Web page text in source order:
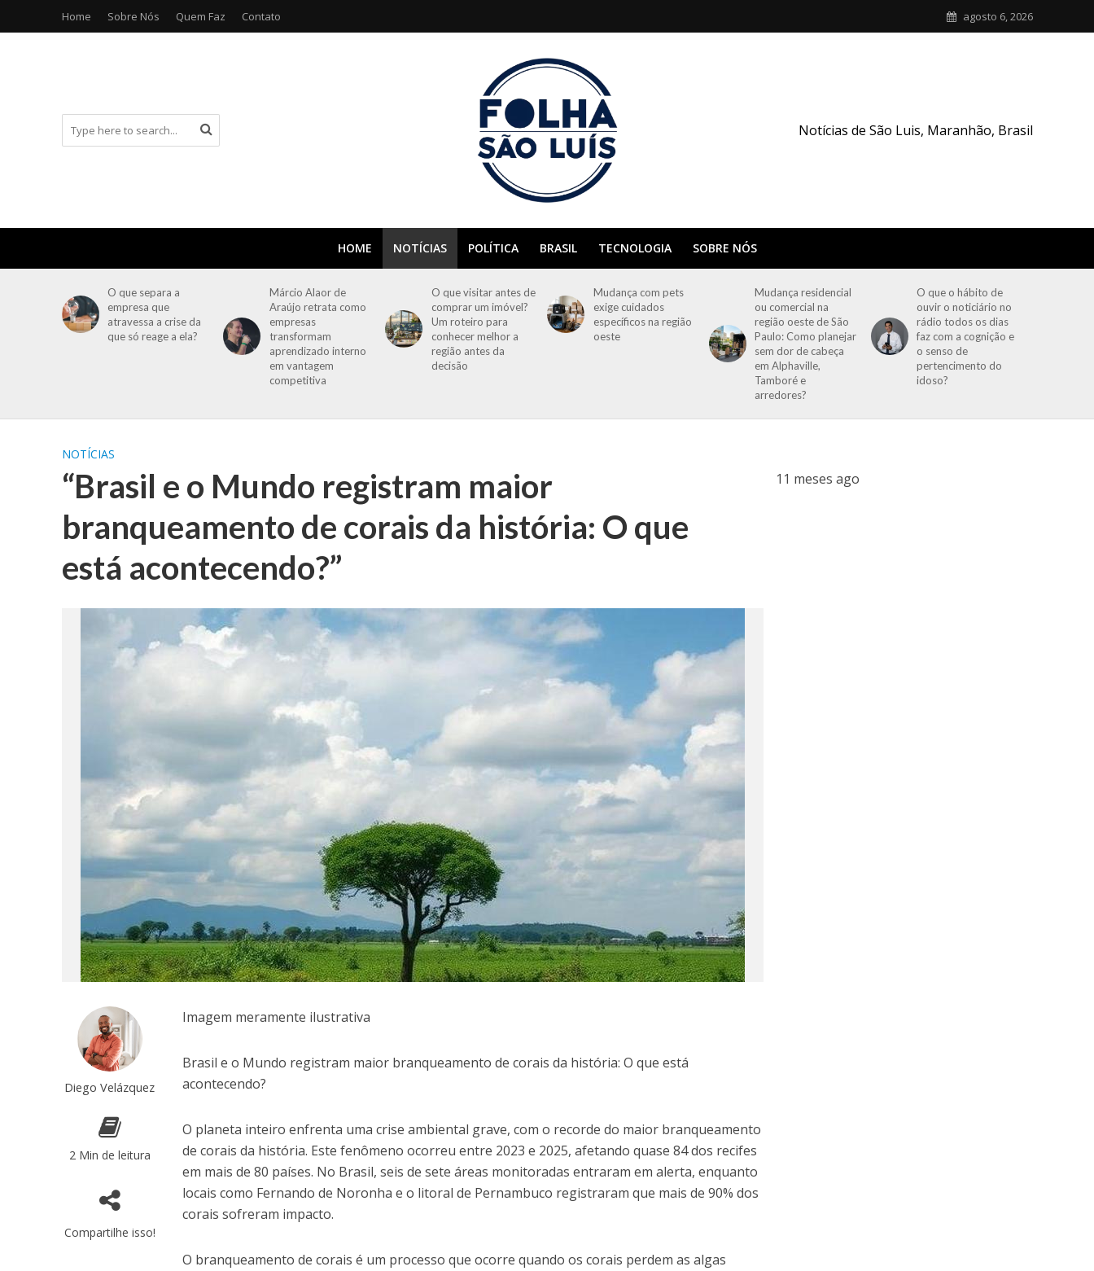
Home Sobre Nós Quem Faz Contato agosto 6, 2026
Notícias de São Luis, Maranhão, Brasil
HOME NOTÍCIAS POLÍTICA BRASIL TECNOLOGIA SOBRE NÓS
O que separa a
empresa que
atravessa a crise da
que só reage a ela?
Márcio Alaor de
Araújo retrata como
empresas
transformam
aprendizado interno
em vantagem
competitiva
O que visitar antes de
comprar um imóvel?
Um roteiro para
conhecer melhor a
região antes da
decisão
Mudança com pets
exige cuidados
específicos na região
oeste
Mudança residencial
ou comercial na
região oeste de São
Paulo: Como planejar
sem dor de cabeça
em Alphaville,
Tamboré e
arredores?
O que o hábito de
ouvir o noticiário no
rádio todos os dias
faz com a cognição e
o senso de
pertencimento do
idoso?
NOTÍCIAS
“Brasil e o Mundo registram maior
branqueamento de corais da história: O que
está acontecendo?”
Diego Velázquez
2 Min de leitura
Compartilhe isso!
Imagem meramente ilustrativa
Brasil e o Mundo registram maior branqueamento de corais da história: O que está
acontecendo?
O planeta inteiro enfrenta uma crise ambiental grave, com o recorde do maior branqueamento
de corais da história. Este fenômeno ocorreu entre 2023 e 2025, afetando quase 84 dos recifes
em mais de 80 países. No Brasil, seis de sete áreas monitoradas entraram em alerta, enquanto
locais como Fernando de Noronha e o litoral de Pernambuco registraram que mais de 90% dos
corais sofreram impacto.
O branqueamento de corais é um processo que ocorre quando os corais perdem as algas
11 meses ago